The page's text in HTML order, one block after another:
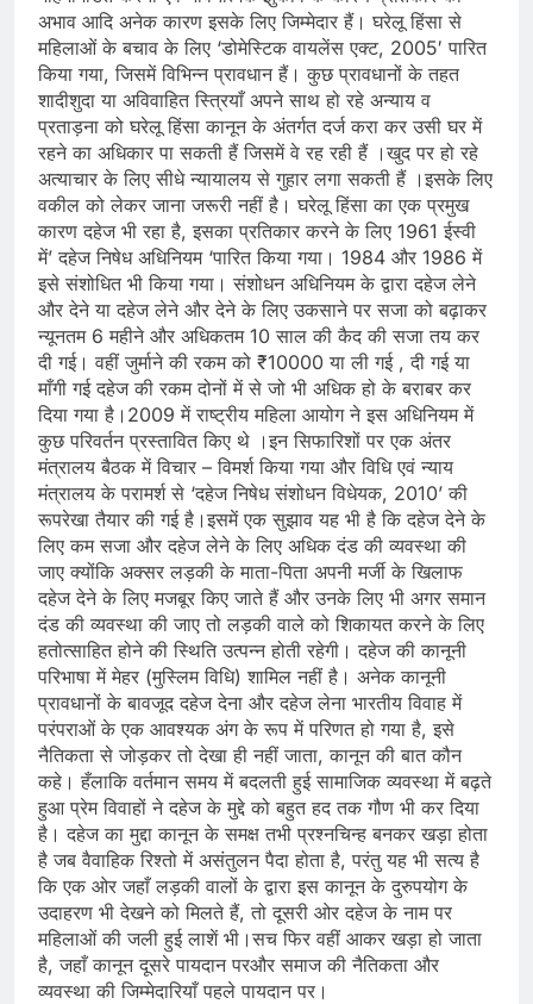
अभाव आदि अनेक कारण इसके लिए जिम्मेदार हैं। घरेलू हिंसा से
महिलाओं के बचाव के लिए ‘डोमेस्टिक वायलेंस एक्ट, 2005′ पारित
किया गया, जिसमें विभिन्न प्रावधान हैं। कुछ प्रावधानों के तहत
शादीशुदा या अविवाहित स्त्रियाँ अपने साथ हो रहे अन्याय व
प्रताड़ना को घरेलू हिंसा कानून के अंतर्गत दर्ज करा कर उसी घर में
रहने का अधिकार पा सकती हैं जिसमें वे रह रही हैं ।खुद पर हो रहे
अत्याचार के लिए सीधे न्यायालय से गुहार लगा सकती हैं ।इसके लिए
वकील को लेकर जाना जरूरी नहीं है। घरेलू हिंसा का एक प्रमुख
कारण दहेज भी रहा है, इसका प्रतिकार करने के लिए 1961 ईस्वी
में’ दहेज निषेध अधिनियम ‘पारित किया गया। 1984 और 1986 में
इसे संशोधित भी किया गया। संशोधन अधिनियम के द्वारा दहेज लेने
और देने या दहेज लेने और देने के लिए उकसाने पर सजा को बढ़ाकर
न्यूनतम 6 महीने और अधिकतम 10 साल की कैद की सजा तय कर
दी गई। वहीं जुर्माने की रकम को ₹10000 या ली गई , दी गई या
माँगी गई दहेज की रकम दोनों में से जो भी अधिक हो के बराबर कर
दिया गया है।2009 में राष्ट्रीय महिला आयोग ने इस अधिनियम में
कुछ परिवर्तन प्रस्तावित किए थे ।इन सिफारिशों पर एक अंतर
मंत्रालय बैठक में विचार – विमर्श किया गया और विधि एवं न्याय
मंत्रालय के परामर्श से ‘दहेज निषेध संशोधन विधेयक, 2010’ की
रूपरेखा तैयार की गई है।इसमें एक सुझाव यह भी है कि दहेज देने के
लिए कम सजा और दहेज लेने के लिए अधिक दंड की व्यवस्था की
जाए क्योंकि अक्सर लड़की के माता-पिता अपनी मर्जी के खिलाफ
दहेज देने के लिए मजबूर किए जाते हैं और उनके लिए भी अगर समान
दंड की व्यवस्था की जाए तो लड़की वाले को शिकायत करने के लिए
हतोत्साहित होने की स्थिति उत्पन्न होती रहेगी। दहेज की कानूनी
परिभाषा में मेहर (मुस्लिम विधि) शामिल नहीं है। अनेक कानूनी
प्रावधानों के बावजूद दहेज देना और दहेज लेना भारतीय विवाह में
परंपराओं के एक आवश्यक अंग के रूप में परिणत हो गया है, इसे
नैतिकता से जोड़कर तो देखा ही नहीं जाता, कानून की बात कौन
कहे। हँलाकि वर्तमान समय में बदलती हुई सामाजिक व्यवस्था में बढ़ते
हुआ प्रेम विवाहों ने दहेज के मुद्दे को बहुत हद तक गौण भी कर दिया
है। दहेज का मुद्दा कानून के समक्ष तभी प्रश्नचिन्ह बनकर खड़ा होता
है जब वैवाहिक रिश्तो में असंतुलन पैदा होता है, परंतु यह भी सत्य है
कि एक ओर जहाँ लड़की वालों के द्वारा इस कानून के दुरुपयोग के
उदाहरण भी देखने को मिलते हैं, तो दूसरी ओर दहेज के नाम पर
महिलाओं की जली हुई लाशें भी।सच फिर वहीं आकर खड़ा हो जाता
है, जहाँ कानून दूसरे पायदान परऔर समाज की नैतिकता और
व्यवस्था की जिम्मेदारियाँ पहले पायदान पर।